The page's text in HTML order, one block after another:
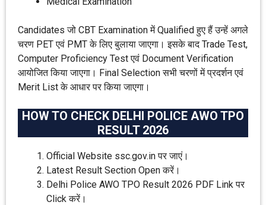
Candidates जो CBT Examination में Qualified हुए हैं उन्हें अगले
चरण PET एवं PMT के लिए बुलाया जाएगा। इसके बाद Trade Test,
Computer Proficiency Test एवं Document Verification
आयोजित किया जाएगा। Final Selection सभी चरणों में प्रदर्शन एवं
Merit List के आधार पर किया जाएगा।
HOW TO CHECK DELHI POLICE AWO TPO
RESULT 2026
Official Website ssc.gov.in पर जाएं।
Latest Result Section Open करें।
Delhi Police AWO TPO Result 2026 PDF Link पर
Click करें।